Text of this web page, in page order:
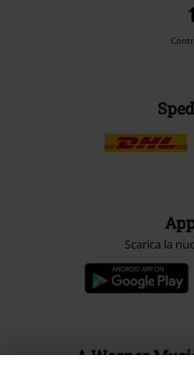
Scarica la
A Warner